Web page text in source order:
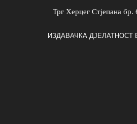
Трг Херцег Стјепана бр.
ИЗДАВАЧКА ДЈЕЛАТНОСТ